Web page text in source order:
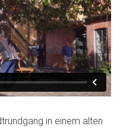
in einem alten